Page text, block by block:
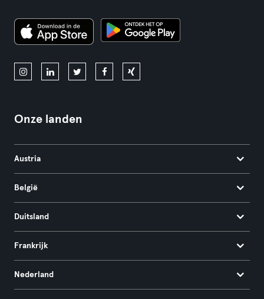
Onze landen
Austria
België
Duitsland
Frankrijk
Nederland